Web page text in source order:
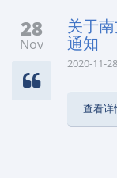
28
Nov
关于
通知
2020-11-28
查看详